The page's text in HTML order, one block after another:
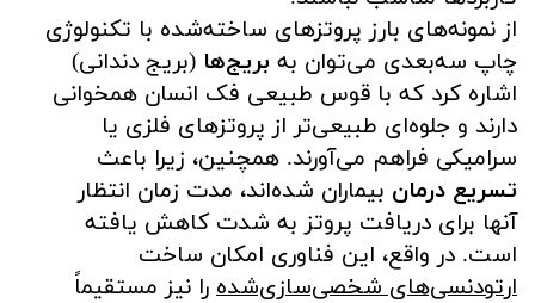
از نمونه‌های بارز پروتزهای ساخته‌شده با تکنولوژی
چاپ سه‌بعدی می‌توان به بریج‌ها (بریج دندانی)
اشاره کرد که با قوس طبیعی فک انسان همخوانی
دارند و جلوه‌ای طبیعی‌تر از پروتزهای فلزی یا
سرامیکی فراهم می‌آورند. همچنین، زیرا باعث
تسریع درمان بیماران شده‌اند، مدت زمان انتظار
آنها برای دریافت پروتز به شدت کاهش یافته
است. در واقع، این فناوری امکان ساخت
ارتودنسی‌های شخصی‌سازی‌شده را نیز مستقیماً